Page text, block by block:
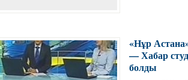
«Нұр
— Хабар
болды